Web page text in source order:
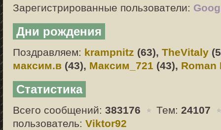
Зарегистрированные пользователи:
Дни рождения
Поздравляем: krampnitz (63), TheVitaly
максим.в (43), Максим_721 (43), Roman
Статистика
Всего сообщений: 383176 Тем: 24107
пользователь: Viktor92